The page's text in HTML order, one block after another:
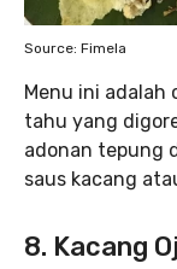
Source: Fimela
Menu ini adalah
tahu yang
adonan tepung
saus kacang
8. Kacang